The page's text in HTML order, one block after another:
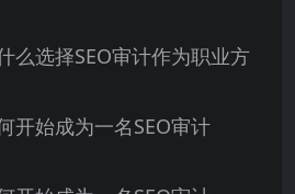
择SEO审计作为职业方
成为一名SEO审计